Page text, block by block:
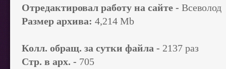
Отредактировал работу на сайте - Всеволод
Размер архива: 4,214 Mb
Колл. обращ. за сутки файла - 2137 раз
Стр. в арх. - 705